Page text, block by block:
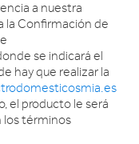
a nuestra
la Confirmación de
se indicará el
hay que realizar la
el producto le será
los términos